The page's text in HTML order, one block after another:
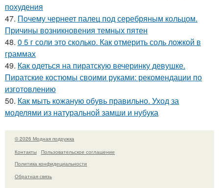
похудения
47. Почему чернеет палец под серебряным кольцом.
Причины возникновения темных пятен
48. 0 5 г соли это сколько. Как отмерить соль ложкой в
граммах
49. Как одеться на пиратскую вечеринку девушке.
Пиратские костюмы своими руками: рекомендации по
изготовлению
50. Как мыть кожаную обувь правильно. Уход за
моделями из натуральной замши и нубука
© 2026 Модная подружка
Контакты
Пользовательское соглашение
Политика конфидециальности
Обратная связь